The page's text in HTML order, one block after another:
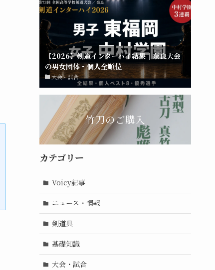
【2026】剣道インターハイ結果｜奈良大会
の男女団体・個人全順位
大会・試合
竹刀のご購入
カテゴリー
Voicy記事
ニュース・情報
剣道具
基礎知識
大会・試合